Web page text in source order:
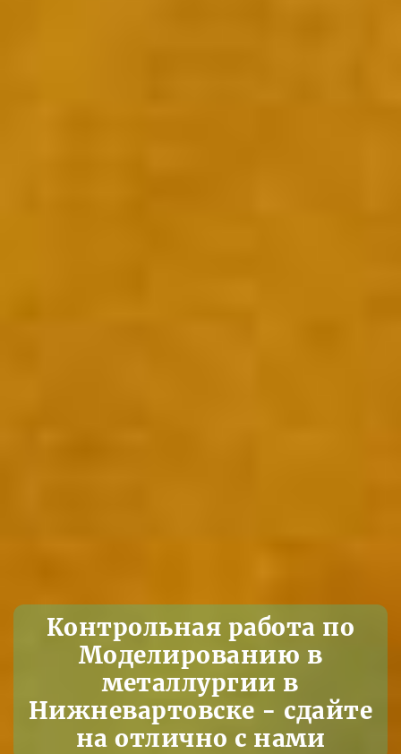
Контрольная работа по
Моделированию в
металлургии в
Нижневартовске - сдайте
на отлично с нами